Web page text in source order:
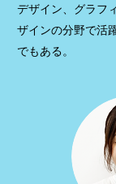
デザイン、グラフ
ザインの分野で活
でもある。